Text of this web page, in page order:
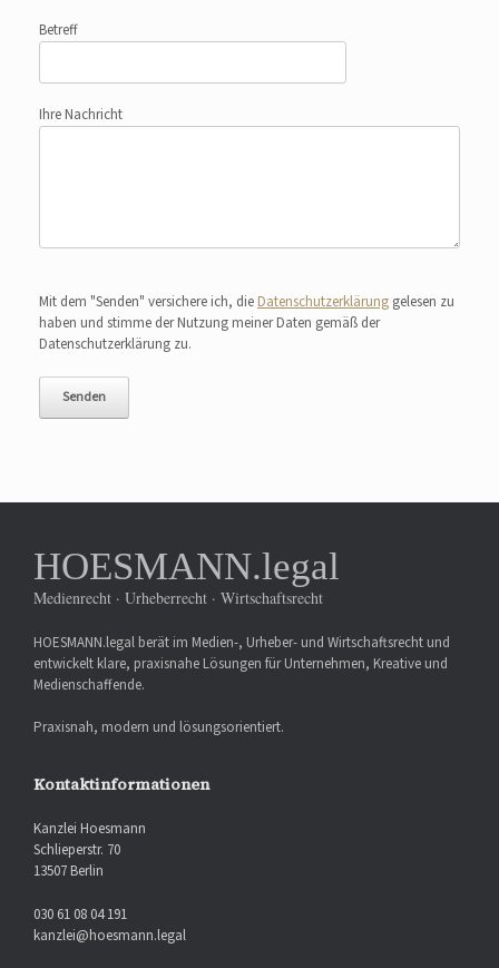
Betreff
Ihre Nachricht
Mit dem "Senden" versichere ich, die Datenschutzerklärung gelesen zu
haben und stimme der Nutzung meiner Daten gemäß der
Datenschutzerklärung zu.
HOESMANN.legal
Medienrecht · Urheberrecht · Wirtschaftsrecht
HOESMANN.legal berät im Medien-, Urheber- und Wirtschaftsrecht und
entwickelt klare, praxisnahe Lösungen für Unternehmen, Kreative und
Medienschaffende.
Praxisnah, modern und lösungsorientiert.
Kontaktinformationen
Kanzlei Hoesmann
Schlieperstr. 70
13507 Berlin
030 61 08 04 191
kanzlei@hoesmann.legal